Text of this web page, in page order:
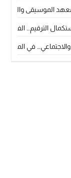
والفنون
الترقيم…
في المؤسسات